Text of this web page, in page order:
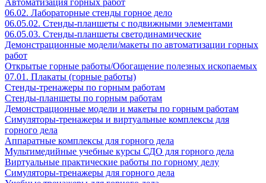
Автоматизация горных работ
06.02. Лабораторные стенды горное дело
06.05.02. Стенды-планшеты с подвижными элементами
06.05.03. Стенды-планшеты светодинамические
Демонстрационные модели/макеты по автоматизации горных
работ
Открытые горные работы/Обогащение полезных ископаемых
07.01. Плакаты (горные работы)
Стенды-тренажеры по горным работам
Стенды-планшеты по горным работам
Демонстрационные модели и макеты по горным работам
Симуляторы-тренажеры и виртуальные комплексы для
горного дела
Аппаратные комплексы для горного дела
Мультимедийные учебные курсы СДО для горного дела
Виртуальные практические работы по горному делу
Симуляторы-тренажеры для горного дела